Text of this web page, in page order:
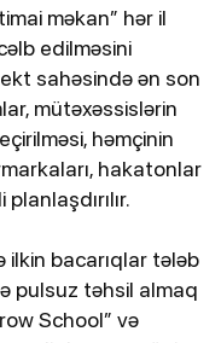
məkan” hər il
edilməsini
sahəsində ən son
mütəxəssislərin
həmçinin
hakatonlar
ilkin bacarıqlar tələb
pulsuz təhsil almaq
School” və